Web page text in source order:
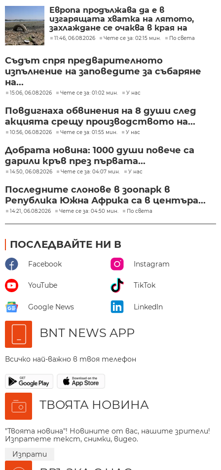
Европа продължава да е в
изгарящата хватка на лятото,
захлаждане се очаква в края на
седмицата
11:46, 06.08.2026 Чете се за: 02:15 мин. По света
Съдът спря предварителното
изпълнение на заповедите за събаряне
на...
15:06, 06.08.2026 Чете се за: 01:02 мин. У нас
Повдигнаха обвинения на 8 души след
акцията срещу производството на...
10:56, 06.08.2026 Чете се за: 01:55 мин. У нас
Добрата новина: 1000 души повече са
дарили кръв през първата...
14:50, 06.08.2026 Чете се за: 04:07 мин. У нас
Последните слонове в зоопарк в
Република Южна Африка са в центъра...
14:21, 06.08.2026 Чете се за: 04:50 мин. По света
ПОСЛЕДВАЙТЕ НИ В
Facebook Instagram
YouTube TikTok
Google News LinkedIn
BNT NEWS APP
Всичко най-важно в твоя телефон
ТВОЯТА НОВИНА
"Твоята новина"! Новините от вас, нашите зрители!
Изпратете текст, снимки, видео.
Изпрати